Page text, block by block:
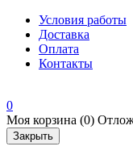
Условия работы
Доставка
Оплата
Контакты
0
Моя корзина (0)
Закрыть